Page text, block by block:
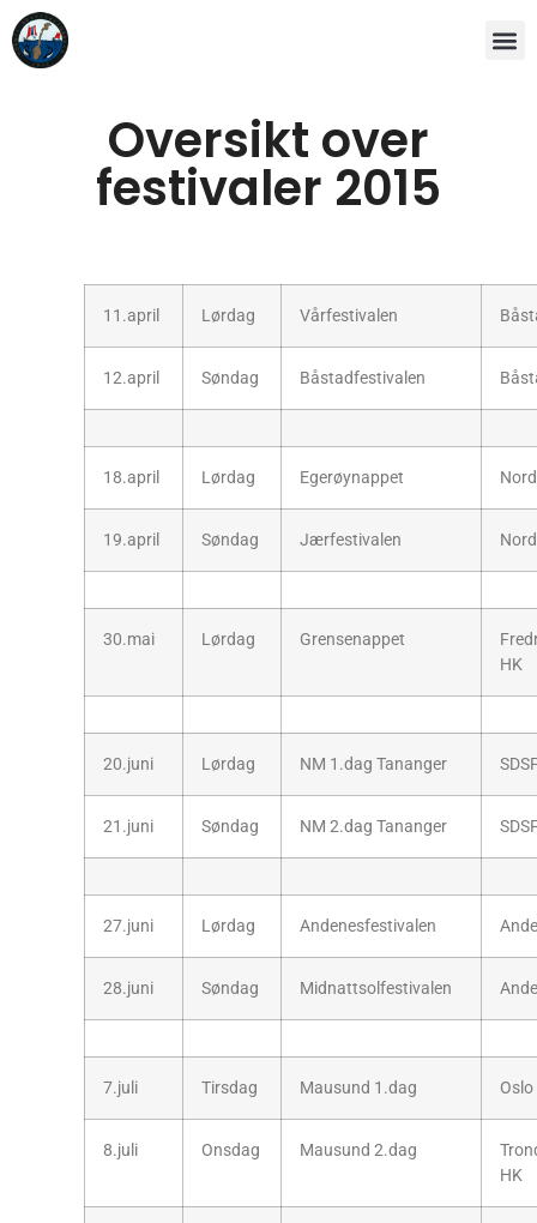
Oversikt over
festivaler 2015
11.april Lørdag Vårfestivalen
12.april Søndag Båstadfestivalen
18.april Lørdag Egerøynappet
19.april Søndag Jærfestivalen
30.mai Lørdag Grensenappet
HK
20.juni Lørdag NM 1.dag Tananger
21.juni Søndag NM 2.dag Tananger
27.juni Lørdag Andenesfestivalen
28.juni Søndag Midnattsolfestivalen
7.juli Tirsdag Mausund 1.dag
8.juli Onsdag Mausund 2.dag
HK